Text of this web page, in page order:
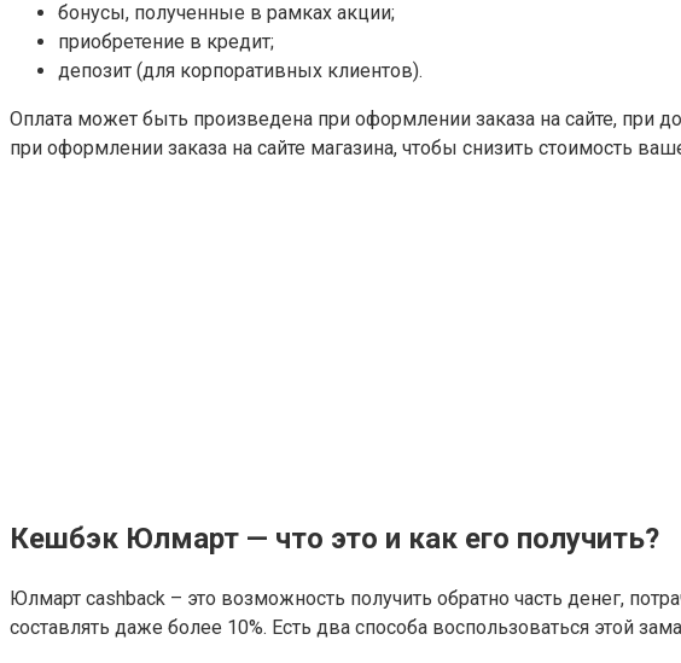
бонусы, полученные в рамках акции;
приобретение в кредит;
депозит (для корпоративных клиентов).
Оплата может быть произведена при оформлении заказа на сайте, при
при оформлении заказа на сайте магазина, чтобы снизить стоимость
Кешбэк Юлмарт — что это и как его получить?
Юлмарт cashback – это возможность получить обратно часть денег,
составлять даже более 10%. Есть два способа воспользоваться этой